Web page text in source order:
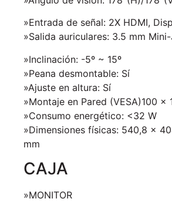
»Entrada de señal: 2X HDMI,
»Salida auriculares: 3.5 mm
»Inclinación: -5º ~ 15º
»Peana desmontable: Sí
»Ajuste en altura: Sí
»Montaje en Pared (VESA)100 x
»Consumo energético: <32 W
»Dimensiones físicas: 540,8 x
mm
CAJA
»MONITOR